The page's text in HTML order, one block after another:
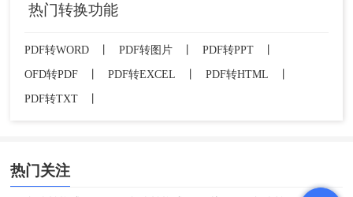
热门转换功能
PDF转WORD PDF转图片 PDF转PPT
OFD转PDF
PDF转EXCEL PDF转HTML
PDF转TXT
热门关注